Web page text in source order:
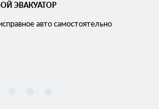
ЭВАКУАТОР
авто самостоятельно